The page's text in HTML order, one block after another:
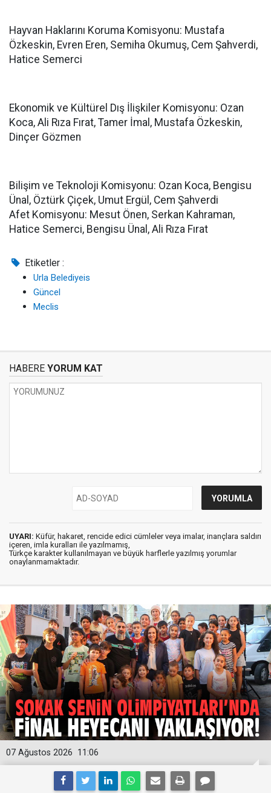
Hayvan Haklarını Koruma Komisyonu: Mustafa
Özkeskin, Evren Eren, Semiha Okumuş, Cem Şahverdi,
Hatice Semerci
Ekonomik ve Kültürel Dış İlişkiler Komisyonu: Ozan
Koca, Ali Rıza Fırat, Tamer İmal, Mustafa Özkeskin,
Dinçer Gözmen
Bilişim ve Teknoloji Komisyonu: Ozan Koca, Bengisu
Ünal, Öztürk Çiçek, Umut Ergül, Cem Şahverdi
Afet Komisyonu: Mesut Önen, Serkan Kahraman,
Hatice Semerci, Bengisu Ünal, Ali Rıza Fırat
Etiketler :
Urla Belediyeis
Güncel
Meclis
HABERE YORUM KAT
UYARI: Küfür, hakaret, rencide edici cümleler veya imalar, inançlara saldırı
içeren, imla kuralları ile yazılmamış,
Türkçe karakter kullanılmayan ve büyük harflerle yazılmış yorumlar
onaylanmamaktadır.
11:06
07 Ağustos 2026